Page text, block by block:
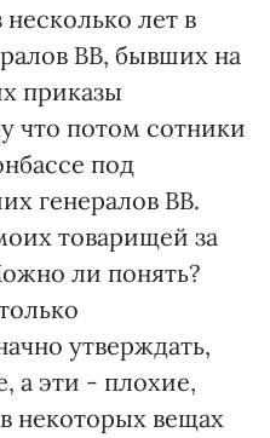
лет в
ВВ, бывших на
приказы
что потом сотники
под
генералов ВВ.
товарищей за
ли понять?
утверждать,
а эти - плохие,
некоторых вещах